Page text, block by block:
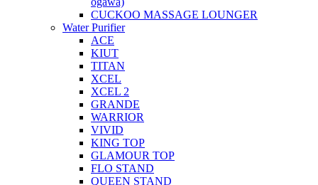
CUCKOO MASSAGE LOUNGER
Water Purifier
ACE
KIUT
TITAN
XCEL
XCEL 2
GRANDE
WARRIOR
VIVID
KING TOP
GLAMOUR TOP
FLO STAND
QUEEN STAND